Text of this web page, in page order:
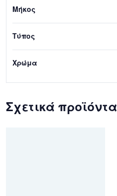
Μήκος
Τύπος
Χρώμα
Σχετικά προϊόντα